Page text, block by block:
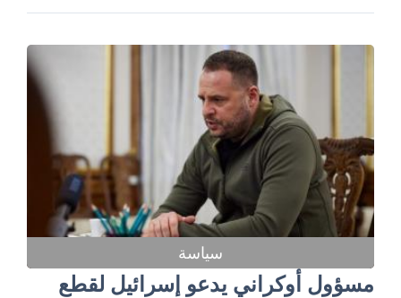
سياسة
مسؤول أوكراني يدعو إسرائيل لقطع